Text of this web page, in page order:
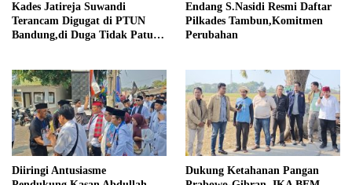
Kades Jatireja Suwandi
Terancam Digugat di PTUN
Bandung,di Duga Tidak Patuhi
Endang S.Nasidi Resmi Daftar
Pilkades Tambun,Komitmen
Perubahan
Diiringi Antusiasme
Dukung Ketahanan Pangan